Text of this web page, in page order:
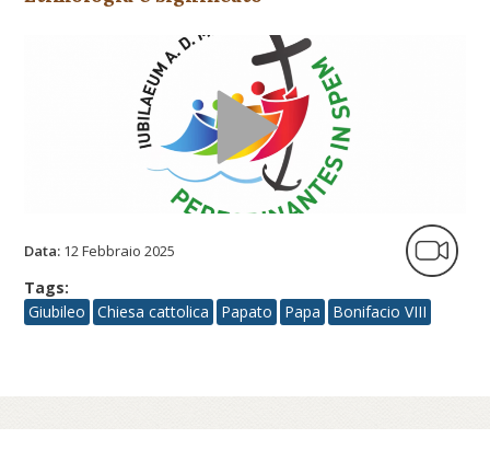
Data: 12 Febbraio 2025
Tags:
Giubileo
Chiesa cattolica Papato Papa Bonifacio VIII